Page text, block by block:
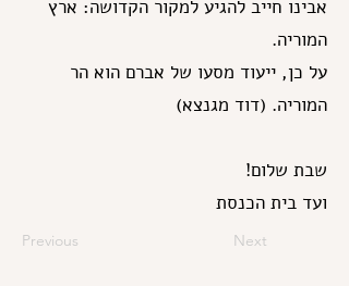
Previous Next
אבינו חייב להגיע למקור הקדושה: ארץ
המוריה.
על כן, ייעוד מסעו של אברם הוא הר
המוריה. (דוד מגנצא)
שבת שלום!
ועד בית הכנסת